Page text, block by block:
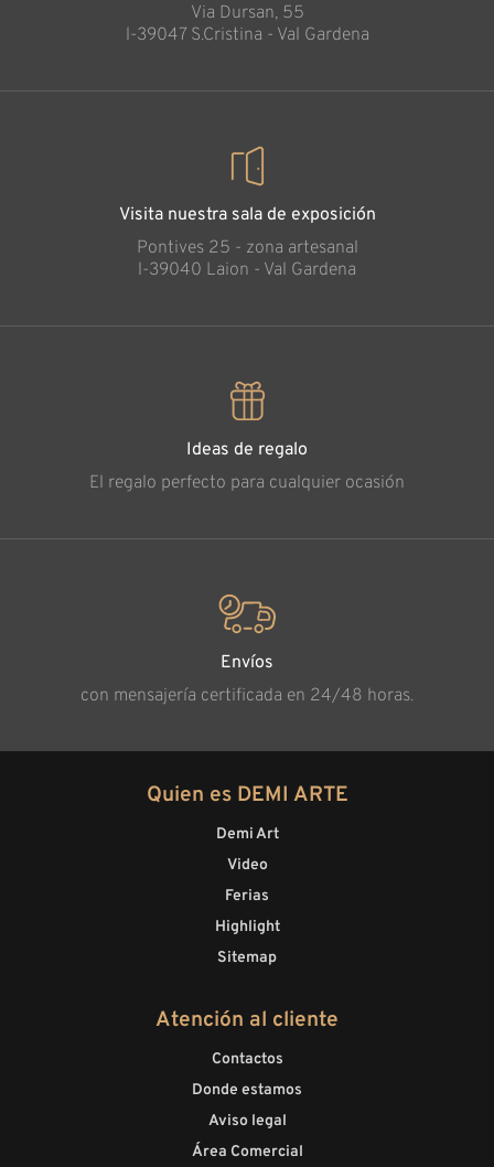
Via Dursan, 55
l-39047 S.Cristina - Val Gardena
Visita nuestra sala de exposición
Pontives 25 - zona artesanal
l-39040 Laion - Val Gardena
Ideas de regalo
El regalo perfecto para cualquier ocasión
Envíos
con mensajería certificada en 24/48 horas.
Quien es DEMI ARTE
Demi Art
Video
Ferias
Highlight
Sitemap
Atención al cliente
Contactos
Donde estamos
Aviso legal
Área Comercial